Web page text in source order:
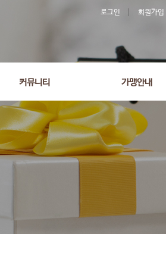
로그인 회원가입
커뮤니티 가맹안내
order by wr_datetime desc limit 1 asdasf